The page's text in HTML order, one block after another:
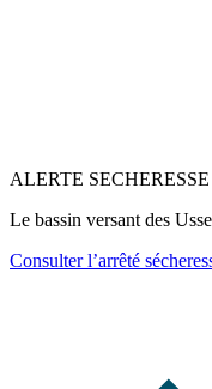
ALERTE
Le bassin versant des
Consulter l’arrêté